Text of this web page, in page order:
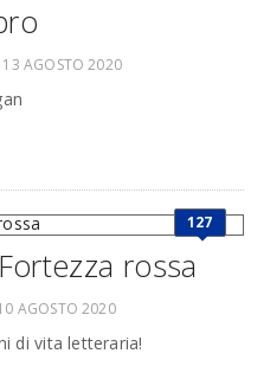
13 AGOSTO 2020
127
rossa
AGOSTO 2020
di vita letteraria!